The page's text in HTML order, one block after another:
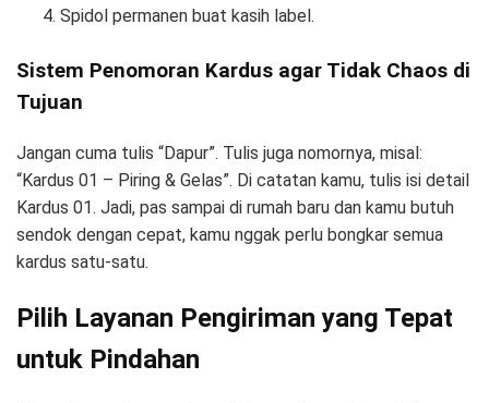
Spidol permanen buat kasih label.
Sistem Penomoran Kardus agar Tidak Chaos di
Tujuan
Jangan cuma tulis “Dapur”. Tulis juga nomornya, misal:
“Kardus 01 – Piring & Gelas”. Di catatan kamu, tulis isi detail
Kardus 01. Jadi, pas sampai di rumah baru dan kamu butuh
sendok dengan cepat, kamu nggak perlu bongkar semua
kardus satu-satu.
Pilih Layanan Pengiriman yang Tepat
untuk Pindahan